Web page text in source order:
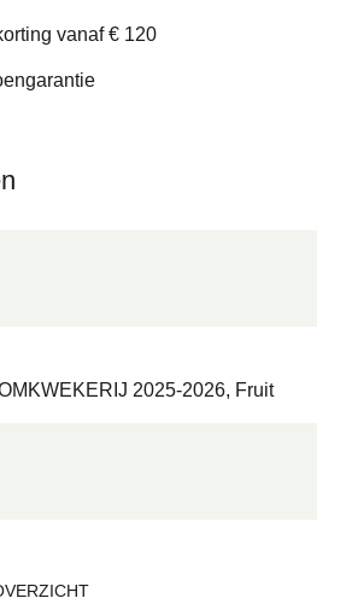
vanaf € 120
2025-2026, Fruit
PLANTEN
EIGEN KWEKERIJ